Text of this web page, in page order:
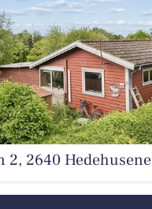
2, 2640 Hedehusene